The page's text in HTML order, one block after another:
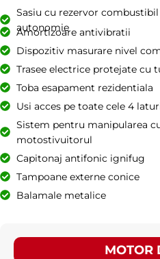
Sasiu cu rezervor
autonomie
Amortizoare antivibratii
Dispozitiv masurare nivel
Trasee electrice protejate cu
Toba esapament rezidentiala
Usi acces pe toate cele 4
Sistem pentru manipularea
motostivuitorul
Capitonaj antifonic ignifug
Tampoane externe conice
Balamale metalice
MOTOR